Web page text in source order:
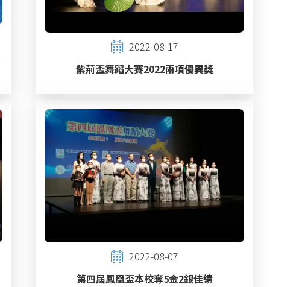
2022-08-17
紫荊盃舞蹈大賽2022兩項優異奬
2022-08-07
第四屆鳳凰盃本校奪5金2銀佳績